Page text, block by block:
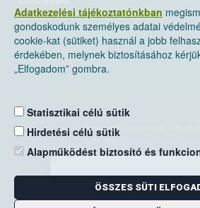
Adatkezelési tájékoztatónkban
gondoskodunk személyes adatai
cookie-kat (sütiket) használ a jobb
érdekében, melynek biztosításához
„Elfogadom” gombra.
Statisztikai célú sütik
Hirdetési célú sütik
Alapműködést biztosító és
ÖSSZES SÜTI
Nemzeti Élelmiszerlánc-
Levelezési cím: 1525
E-mail: